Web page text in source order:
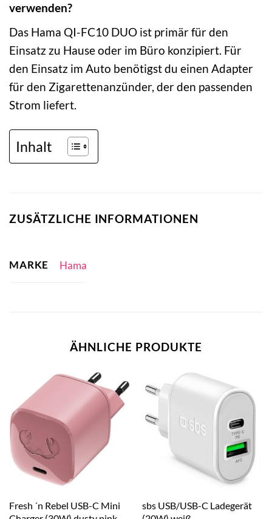
verwenden?
Das Hama QI-FC10 DUO ist primär für den
Einsatz zu Hause oder im Büro konzipiert. Für
den Einsatz im Auto benötigst du einen Adapter
für den Zigarettenanzünder, der den passenden
Strom liefert.
Inhalt
ZUSÄTZLICHE INFORMATIONEN
MARKE Hama
ÄHNLICHE PRODUKTE
Fresh ´n Rebel USB-C Mini
sbs USB/USB-C Ladegerät